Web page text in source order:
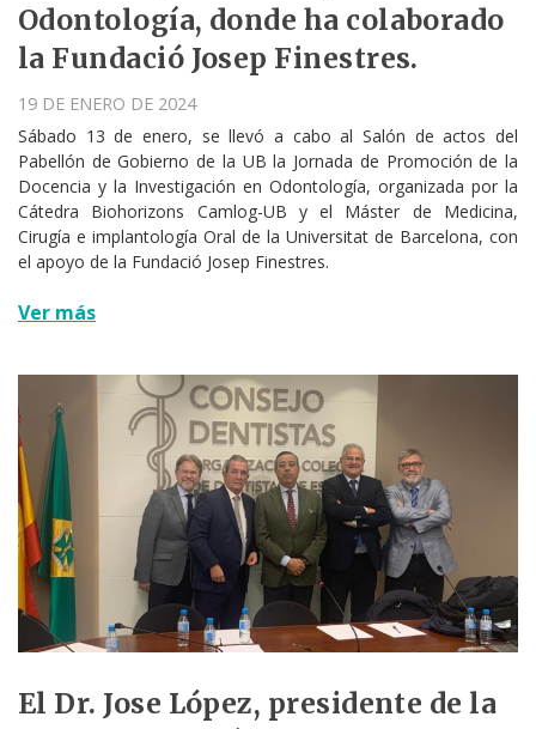
Odontología, donde ha colaborado
la Fundació Josep Finestres.
19 DE ENERO DE 2024
Sábado 13 de enero, se llevó a cabo al Salón de actos del
Pabellón de Gobierno de la UB la Jornada de Promoción de la
Docencia y la Investigación en Odontología, organizada por la
Cátedra Biohorizons Camlog-UB y el Máster de Medicina,
Cirugía e implantología Oral de la Universitat de Barcelona, con
el apoyo de la Fundació Josep Finestres.
Ver más
El Dr. Jose López, presidente de la